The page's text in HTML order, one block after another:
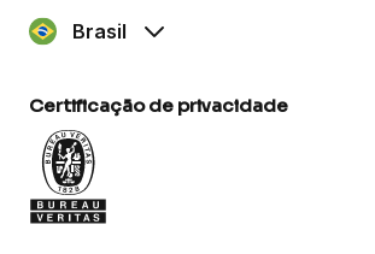
Brasil
Certificação de privacidade